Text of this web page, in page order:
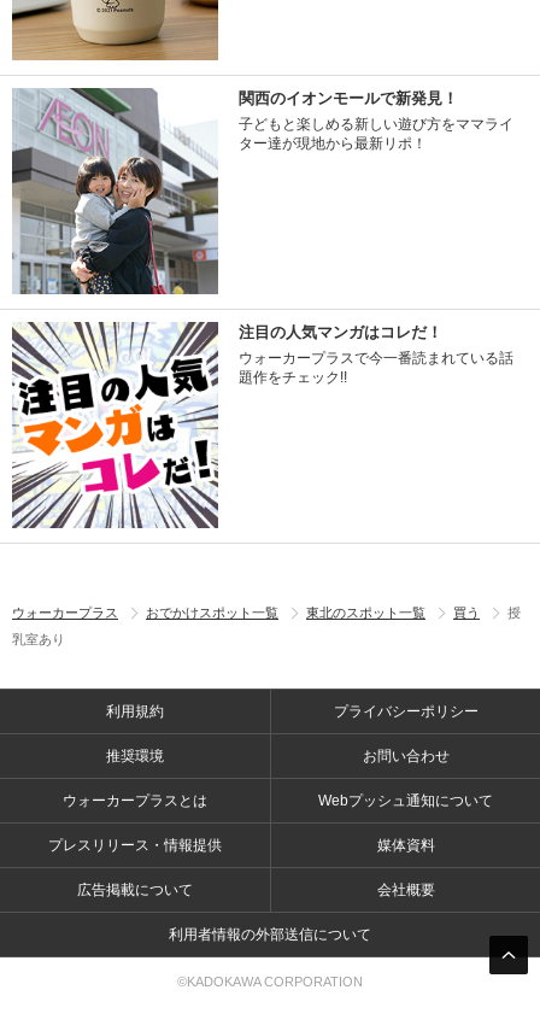
関西のイオンモールで新発見！
子どもと楽しめる新しい遊び方をママライ
ター達が現地から最新リポ！
注目の人気マンガはコレだ！
ウォーカープラスで今一番読まれている話
題作をチェック!!
ウォーカープラス おでかけスポット一覧 東北のスポット一覧 買う
授
乳室あり
利用規約 プライバシーポリシー
推奨環境 お問い合わせ
ウォーカープラスとは Webプッシュ通知について
プレスリリース・情報提供 媒体資料
広告掲載について 会社概要
利用者情報の外部送信について
©KADOKAWA CORPORATION